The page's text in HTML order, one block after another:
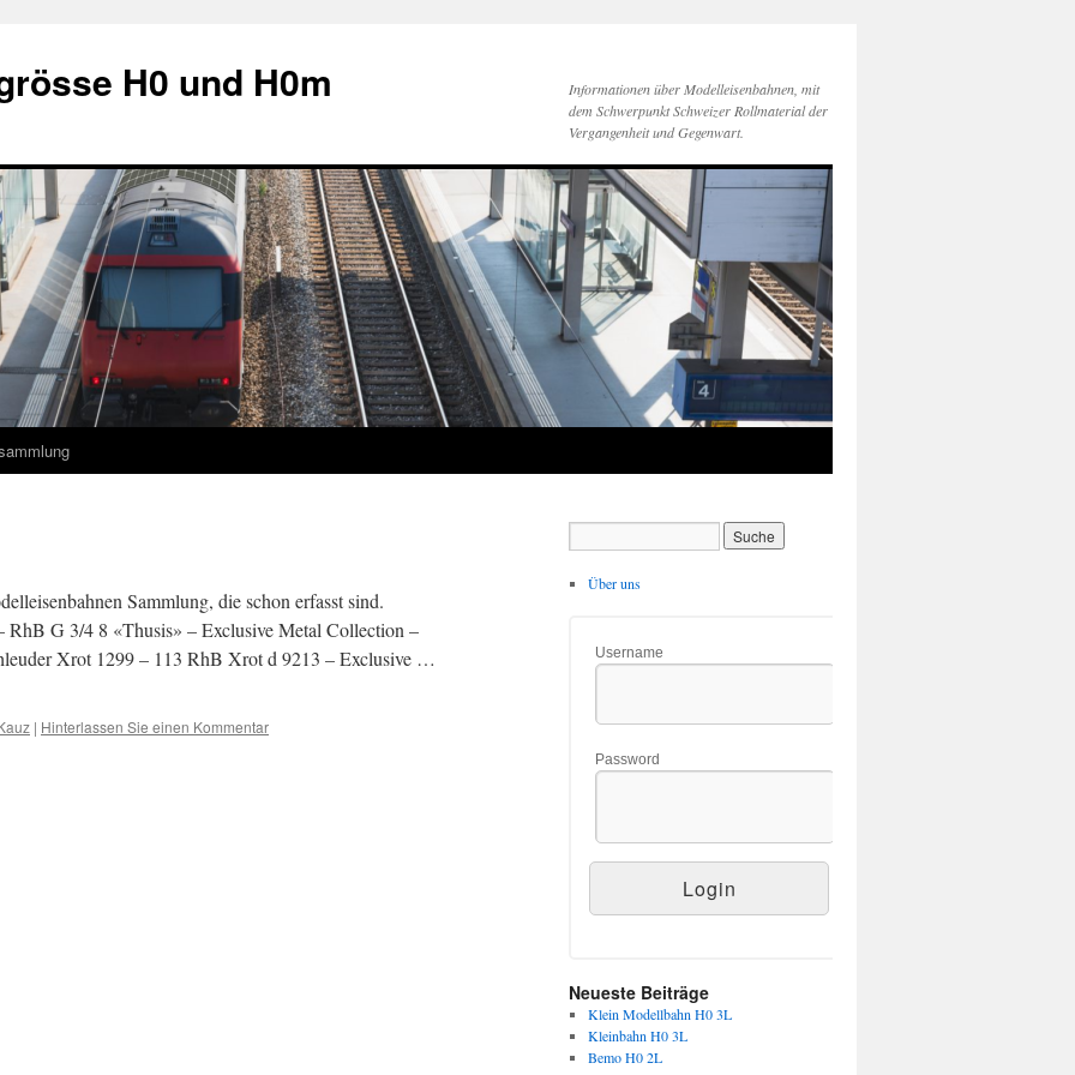
H0 und H0m
Informationen über Modelleisenbahnen, mit
dem Schwerpunkt Schweizer Rollmaterial der
Vergangenheit und Gegenwart.
Sammlung, die schon erfasst sind.
G 3/4 8 «Thusis» – Exclusive Metal Collection –
Xrot 1299 – 113 RhB Xrot d 9213 – Exclusive …
| Hinterlassen Sie einen Kommentar
Über uns
Username
Password
Neueste Beiträge
Klein Modellbahn H0 3L
Kleinbahn H0 3L
Bemo H0 2L